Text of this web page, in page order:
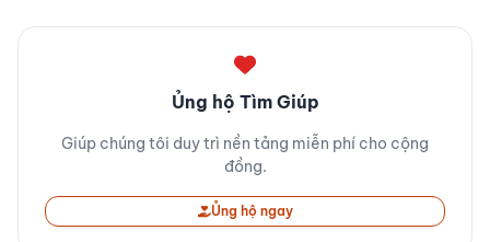
Ủng hộ Tìm Giúp
Giúp chúng tôi duy trì nền tảng miễn phí cho cộng
đồng.
Ủng hộ ngay